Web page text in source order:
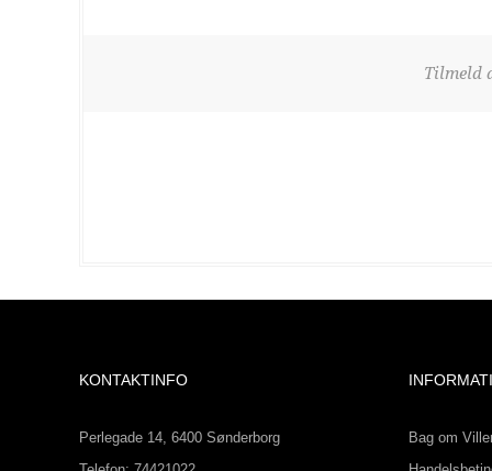
Tilmeld
KONTAKTINFO
Perlegade 14, 6400 Sønderborg
Bag om